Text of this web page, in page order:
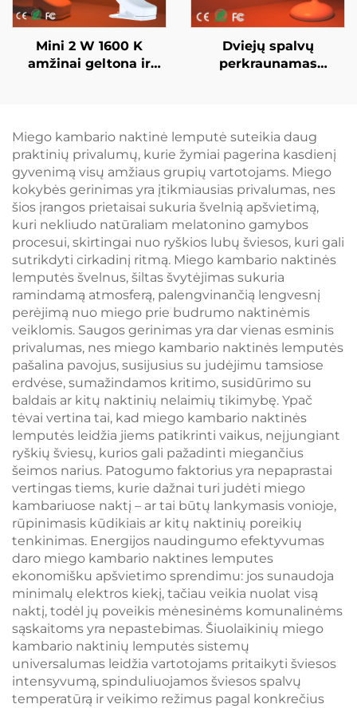
Mini 2 W 1600 K
amžinai geltona ir
baltu korpusu LED
knygos lempa
Dviejų spalvų
perkraunamas
be laipsnių
reguliavimo šviesos
intensyvumui,
atmintimi, 18 val.
baterijos veikimo
laiku, Type-C
Miego kambario naktinė lemputė suteikia daug
praktinių privalumų, kurie žymiai pagerina kasdienį
gyvenimą visų amžiaus grupių vartotojams. Miego
kokybės gerinimas yra įtikmiausias privalumas, nes
šios įrangos prietaisai sukuria švelnią apšvietimą,
kuri nekliudo natūraliam melatonino gamybos
procesui, skirtingai nuo ryškios lubų šviesos, kuri gali
sutrikdyti cirkadinį ritmą. Miego kambario naktinės
lemputės švelnus, šiltas švytėjimas sukuria
ramindamą atmosferą, palengvinančią lengvesnį
perėjimą nuo miego prie budrumo naktinėmis
veiklomis. Saugos gerinimas yra dar vienas esminis
privalumas, nes miego kambario naktinės lemputės
pašalina pavojus, susijusius su judėjimu tamsiose
erdvėse, sumažindamos kritimo, susidūrimo su
baldais ar kitų naktinių nelaimių tikimybę. Ypač
tėvai vertina tai, kad miego kambario naktinės
lemputės leidžia jiems patikrinti vaikus, neįjungiant
ryškių šviesų, kurios gali pažadinti miegančius
šeimos narius. Patogumo faktorius yra nepaprastai
vertingas tiems, kurie dažnai turi judėti miego
kambariuose naktį – ar tai būtų lankymasis vonioje,
rūpinimasis kūdikiais ar kitų naktinių poreikių
tenkinimas. Energijos naudingumo efektyvumas
daro miego kambario naktines lemputes
ekonomišku apšvietimo sprendimu: jos sunaudoja
minimalų elektros kiekį, tačiau veikia nuolat visą
naktį, todėl jų poveikis mėnesinėms komunalinėms
sąskaitoms yra nepastebimas. Šiuolaikinių miego
kambario naktinių lemputės sistemų
universalumas leidžia vartotojams pritaikyti šviesos
intensyvumą, spinduliuojamos šviesos spalvų
temperatūrą ir veikimo režimus pagal konkrečius